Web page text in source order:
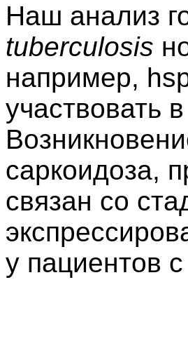
Наш анализ
tuberculosis
например,
участвовать
саркоидоза,
связан со
у пациентов